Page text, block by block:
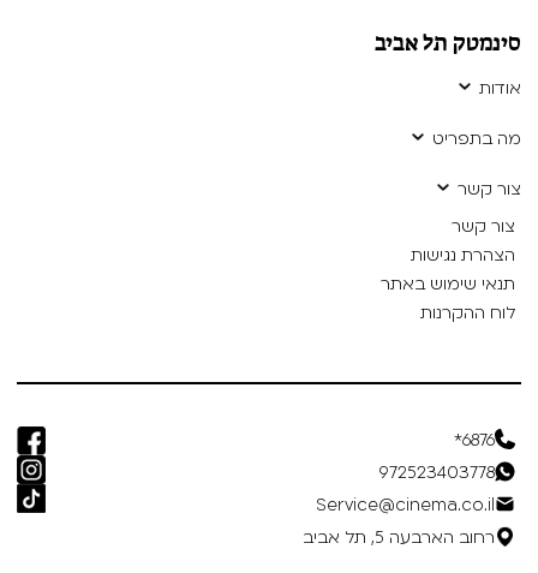
סינמטק תל אביב
אודות
מה בתפריט
צור קשר
צור קשר
הצהרת נגישות
תנאי שימוש באתר
לוח ההקרנות
6876*
972523403778
Service@cinema.co.il
רחוב הארבעה 5, תל אביב